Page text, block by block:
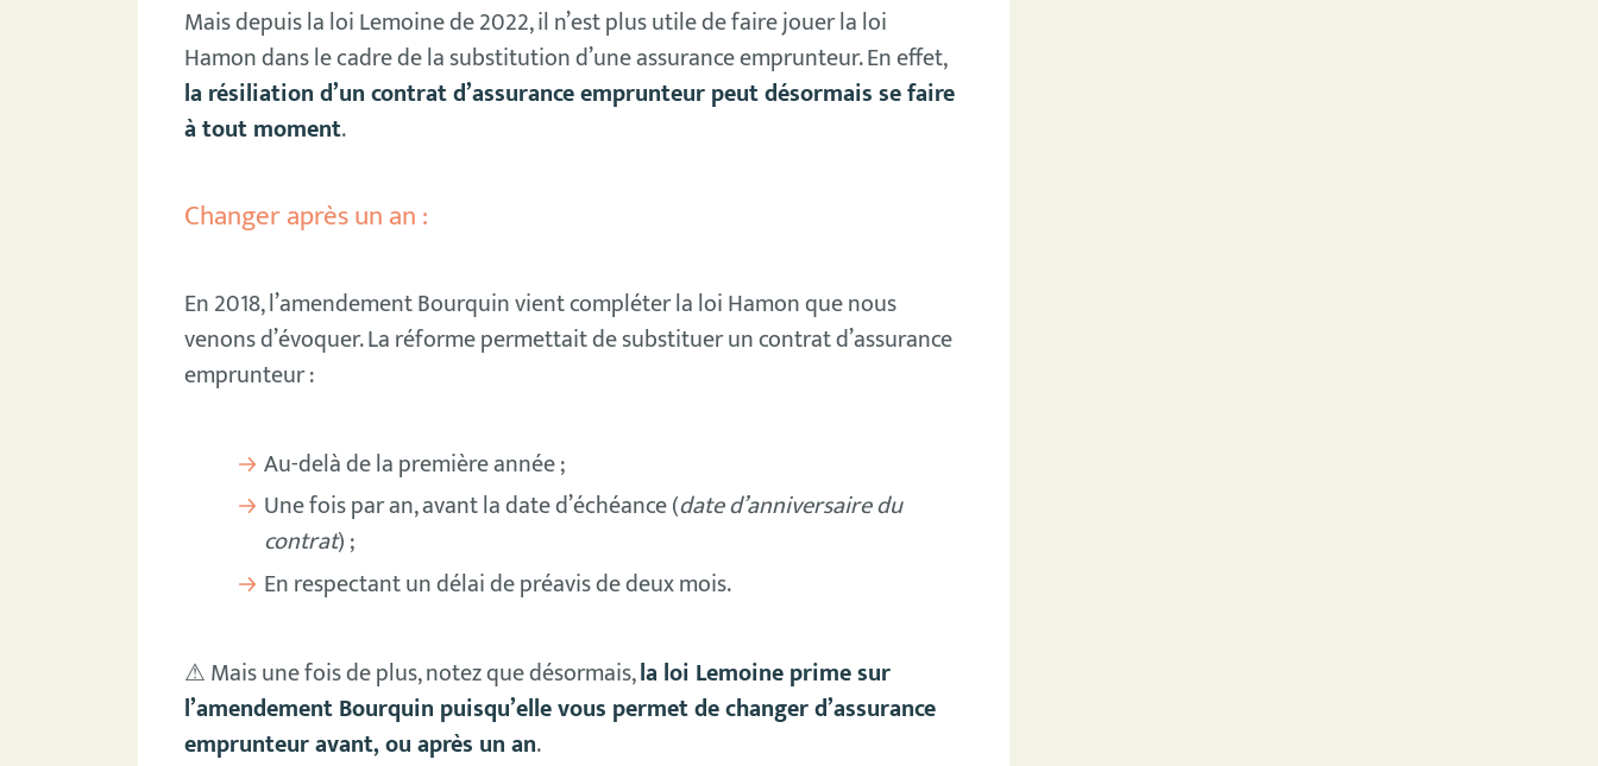
Mais depuis la loi Lemoine de 2022, il n’est plus utile de faire jouer la loi
Hamon dans le cadre de la substitution d’une assurance emprunteur. En effet,
la résiliation d’un contrat d’assurance emprunteur peut désormais se faire
à tout moment.
Changer après un an :
En 2018, l’amendement Bourquin vient compléter la loi Hamon que nous
venons d’évoquer. La réforme permettait de substituer un contrat d’assurance
emprunteur :
Au-delà de la première année ;
Une fois par an, avant la date d’échéance (date d’anniversaire du
contrat) ;
En respectant un délai de préavis de deux mois.
⚠ Mais une fois de plus, notez que désormais,la loi Lemoine prime sur
l’amendement Bourquin puisqu’elle vous permet de changer d’assurance
emprunteur avant, ou après un an.